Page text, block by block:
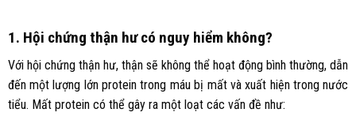
1. Hội chứng thận hư có nguy hiểm không?
Với hội chứng thận hư, thận sẽ không thể hoạt động bình thường, dẫn
đến một lượng lớn protein trong máu bị mất và xuất hiện trong nước
tiểu. Mất protein có thể gây ra một loạt các vấn đề như: